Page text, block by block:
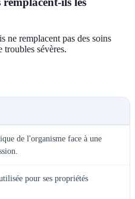
ne remplacent pas des soins
troubles sévères.
de l'organisme face à une
pour ses propriétés